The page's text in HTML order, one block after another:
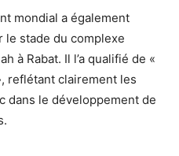
mondial a également
le stade du complexe
à Rabat. Il l’a qualifié de «
reflétant clairement les
dans le développement de